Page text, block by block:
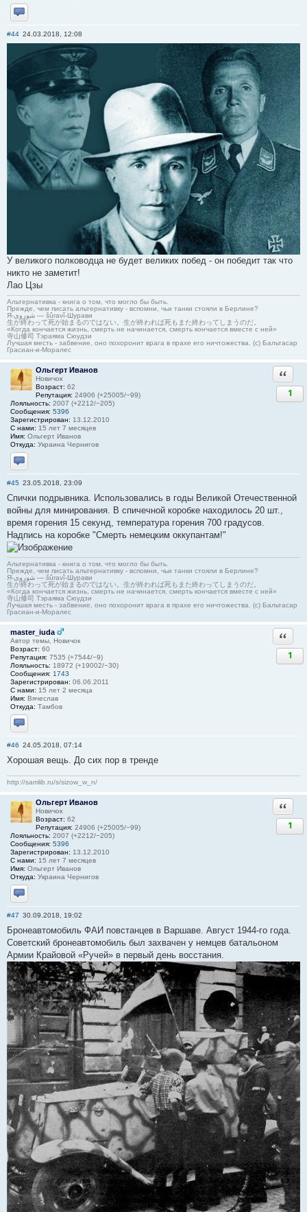
Отправить личное сообщение
#44 24.03.2018, 12:08
У великого полководца не будет великих побед - он победит так что
никто не заметит!
Лао Цзы
Альтернативка - книга о том, что могло бы быть.
Прежде, чем писать альтернативку - вспомни, чьи танки стояли в Берлине?
Я-شوروی — šûravî-Шурави
生が終わって死が始まるのではない。生が終われば死もまた終わってしまうのだ。
«Когда кончается жизнь, смерть не начинается, смерть кончается вместе с ней»
寺山修司 Тэраяма Сюудзи
Лучшая месть - забвение, оно похоронит врага в прахе его ничтожества. (с) Бальтасар
Грасиан-и-Моралес
Ольгерт Иванов
Новичок
Возраст: 62
Репутация: 24906 (+25005/−99)
Лояльность: 2007 (+2212/−205)
Сообщения: 5396
Зарегистрирован: 13.12.2010
С нами: 15 лет 7 месяцев
Имя: Ольгерт Иванов
Откуда: Украина Чернигов
Отправить личное сообщение
1
#45 23.05.2018, 23:09
Спички подрывника. Использовались в годы Великой Отечественной
войны для минирования. В спичечной коробке находилось 20 шт.,
время горения 15 секунд, температура горения 700 градусов.
Надпись на коробке "Смерть немецким оккупантам!"
Альтернативка - книга о том, что могло бы быть.
Прежде, чем писать альтернативку - вспомни, чьи танки стояли в Берлине?
Я-شوروی — šûravî-Шурави
生が終わって死が始まるのではない。生が終われば死もまた終わってしまうのだ。
«Когда кончается жизнь, смерть не начинается, смерть кончается вместе с ней»
寺山修司 Тэраяма Сюудзи
Лучшая месть - забвение, оно похоронит врага в прахе его ничтожества. (с) Бальтасар
Грасиан-и-Моралес
master_iuda
Автор темы, Новичок
Возраст: 60
Репутация: 7535 (+7544/−9)
Лояльность: 18972 (+19002/−30)
Сообщения: 1743
Зарегистрирован: 06.06.2011
С нами: 15 лет 2 месяца
Имя: Вячеслав
Откуда: Тамбов
Отправить личное сообщение
1
#46 24.05.2018, 07:14
Хорошая вещь. До сих пор в тренде
http://samlib.ru/s/sizow_w_n/
Ольгерт Иванов
Новичок
Возраст: 62
Репутация: 24906 (+25005/−99)
Лояльность: 2007 (+2212/−205)
Сообщения: 5396
Зарегистрирован: 13.12.2010
С нами: 15 лет 7 месяцев
Имя: Ольгерт Иванов
Откуда: Украина Чернигов
Отправить личное сообщение
1
#47 30.09.2018, 19:02
Бронеавтомобиль ФАИ повстанцев в Варшаве. Август 1944-го года.
Советский бронеавтомобиль был захвачен у немцев батальоном
Армии Крайовой «Ручей» в первый день восстания.